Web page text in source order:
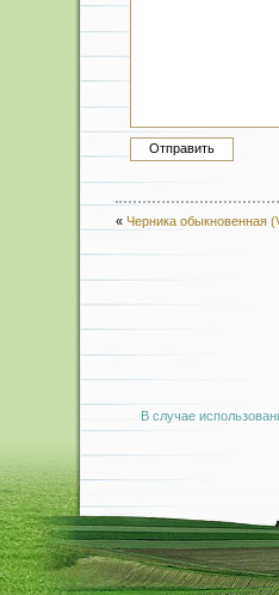
« Черника обыкновенная
В случае